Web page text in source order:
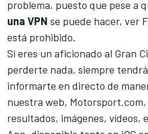
problema, puesto que pese a
una VPN se puede hacer, ver
está prohibido.
Si eres un aficionado al Gran
perderte nada, siempre
informarte en directo de
nuestra web, Motorsport.com
resultados, imágenes, vídeos,